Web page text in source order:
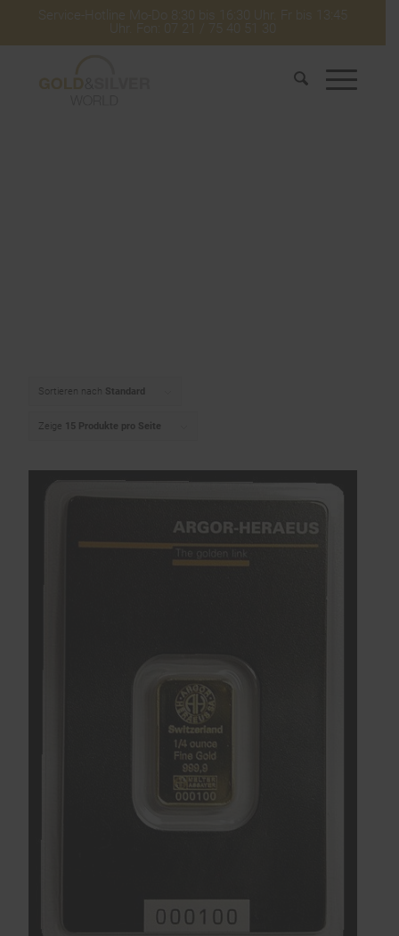
Service-Hotline Mo-Do 8:30 bis 16:30 Uhr. Fr bis 13:45
Uhr. Fon: 07 21 / 75 40 51 30
Sortieren nach Standard
Zeige 15 Produkte pro Seite